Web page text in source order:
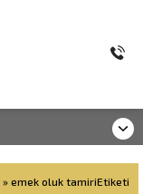
» emek oluk tamiriEtiketi